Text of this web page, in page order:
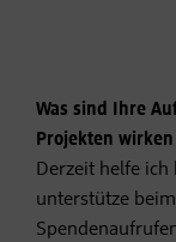
Was sind Ihre
Projekten
Derzeit helfe
unterstütze